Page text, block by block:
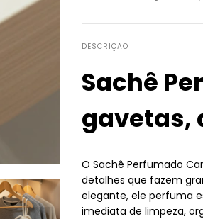
DESCRIÇÃO
Sachê
gavetas,
O Sachê Perfumado
detalhes que fazem
elegante, ele perfuma
imediata de limpeza,